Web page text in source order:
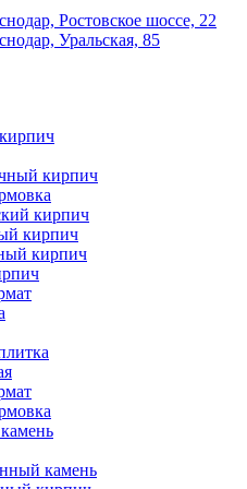
Ростовское шоссе, 22
Уральская, 85
кирпич
кирпич
кирпич
кирпич
камень